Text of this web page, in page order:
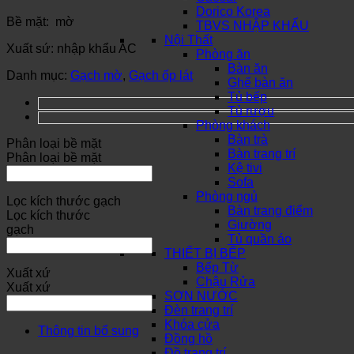
Dorico Korea
TBVS NHẬP KHẨU
Nội Thất
Phòng ăn
Bàn ăn
Ghế bàn ăn
Tủ bếp
Tủ rượu
Phòng khách
Bàn trà
Bàn trang trí
Kệ tivi
Sofa
Phòng ngủ
Bàn trang điểm
Giường
Tủ quần áo
THIẾT BỊ BẾP
Bếp Từ
Chậu Rửa
SƠN NƯỚC
Đèn trang trí
Khóa cửa
Đồng hồ
Bề mặt: mờ
Xuất sứ: nhập khẩu AC
Danh mục: Gạch mờ, Gạch ốp lát
Phân loại bề mặt
Phân loại bề mặt
Lọc kích thước gạch
Lọc kích thước
gạch
Xuất xứ
Xuất xứ
Thông tin bổ sung